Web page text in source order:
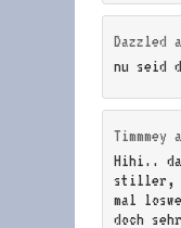
Dazzled
nu seid
Timmmey
Hihi..
stiller,
mal
doch